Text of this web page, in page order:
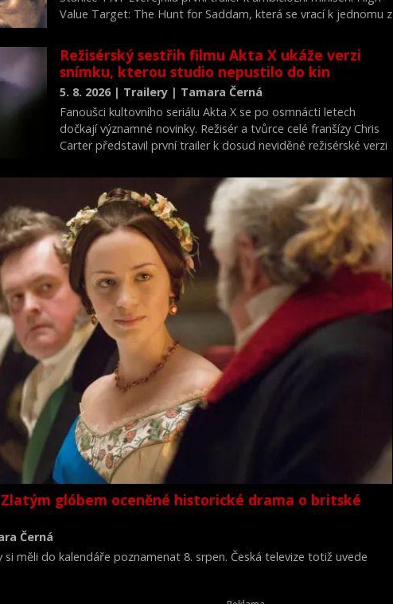
Value Target: The Hunt for Saddam, která se vrací k jednomu z
Režisérský sestřih filmu Akta X ukáže verzi
snímku, kterou studio nepustilo do kin
5. 8. 2026 | Trailery | Tamara Černá
Fanoušci kultovního seriálu Akta X se po osmnácti letech
dočkají významné novinky. Režisér a tvůrce celé franšízy Chris
Carter představil první trailer k dosud neviděné režisérské verzi
glóbem oceněné historické drama o britské
Černá
měli do kalendáře poznamenat 8. srpen. Česká televize totiž uvede